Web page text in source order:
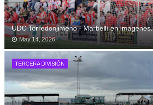
UDC Torredonjimeno - Marbellí en imágenes.
May 14, 2026
TERCERA DIVISIÓN